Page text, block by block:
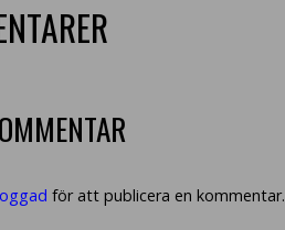
för att publicera en kommentar.